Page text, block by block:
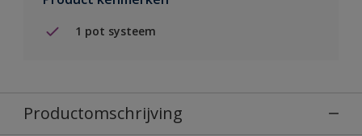
1 pot systeem
Productomschrijving